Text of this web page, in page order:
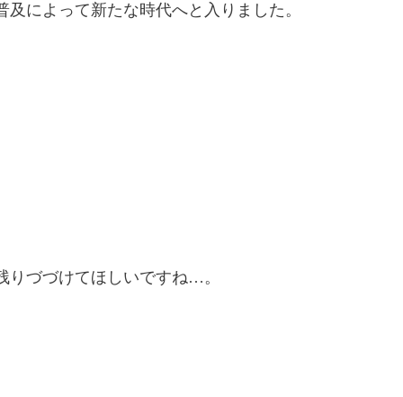
によって新たな時代へと入りました。
りづづけてほしいですね…。